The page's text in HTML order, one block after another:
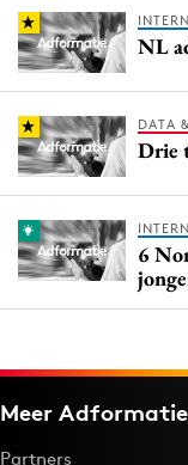
NL
DATA
Drie
6
Meer Adformatie
Partners